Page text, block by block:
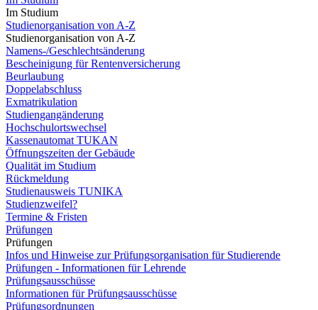
Im Studium
Studienorganisation von A-Z
Studienorganisation von A-Z
Namens-/Geschlechtsänderung
Bescheinigung für Rentenversicherung
Beurlaubung
Doppelabschluss
Exmatrikulation
Studiengangänderung
Hochschulortswechsel
Kassenautomat TUKAN
Öffnungszeiten der Gebäude
Qualität im Studium
Rückmeldung
Studienausweis TUNIKA
Studienzweifel?
Termine & Fristen
Prüfungen
Prüfungen
Infos und Hinweise zur Prüfungsorganisation für Studierende
Prüfungen - Informationen für Lehrende
Prüfungsausschüsse
Informationen für Prüfungsausschüsse
Prüfungsordnungen